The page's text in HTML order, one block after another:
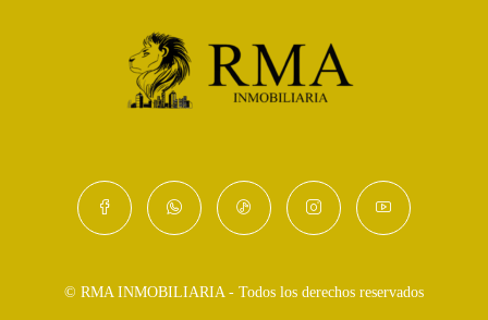
© RMA INMOBILIARIA - Todos los derechos reservados